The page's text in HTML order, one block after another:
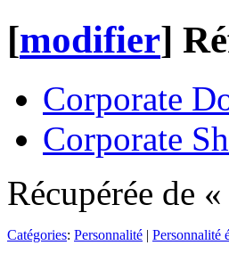
[modifier]
Corporate
Corporate
Récupérée de «
Catégories: Personnalité | Personnalité